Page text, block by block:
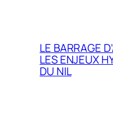
LE BARRAGE
LES ENJEUX
DU NIL